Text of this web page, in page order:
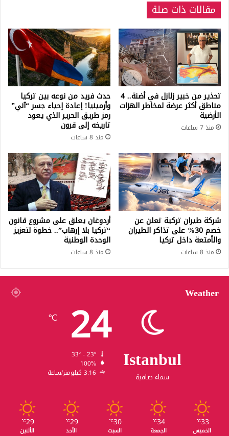
مقالات ذات صلة
تحذير من خبير زلازل في أضنة.. 4
مناطق أكثر عرضة لمخاطر الهزات
الأرضية
منذ 7 ساعات
حدث فريد من نوعه بين تركيا
وأرمينيا! إعادة إحياء جسر “آني”
رمز طريق الحرير الذي يعود
تاريخه إلى قرون
منذ 8 ساعات
شركة طيران تركية تعلن عن
خصم 30% على تذاكر الطيران
والأمتعة داخل تركيا
منذ 8 ساعات
أردوغان يعلق على مشروع قانون
“تركيا بلا إرهاب”.. خطوة لتعزيز
الوحدة الوطنية
منذ 8 ساعات
Weather
Istanbul
سماء صافية
24
℃
100%
3.16 كيلومتر/ساعة
33
℃
الخميس
34
℃
الجمعة
30
℃
السبت
29
℃
الأحد
29
℃
الأثنين